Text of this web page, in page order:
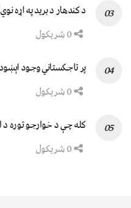
د کندهار د برید په اړه
پر تاجکستاني وجود
کله چې د خوارجو توره